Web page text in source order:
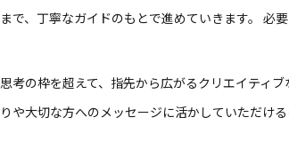
まで、丁寧なガイドのもとで進めていきます。 必
思考の枠を超えて、指先から広がるクリエイティ
りや大切な方へのメッセージに活かしていただける